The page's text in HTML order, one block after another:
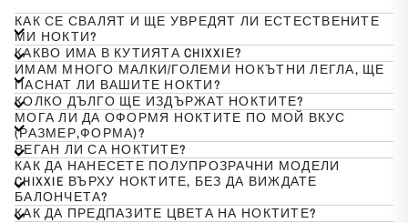
КАК СЕ СВАЛЯТ И ЩЕ УВРЕДЯТ ЛИ ЕСТЕСТВЕНИТЕ
МИ НОКТИ?
КАКВО ИМА В КУТИЯТА CHIXXIЕ?
ИМАМ МНОГО МАЛКИ/ГОЛЕМИ НОКЪТНИ ЛЕГЛА, ЩЕ
ПАСНАТ ЛИ ВАШИТЕ НОКТИ?
КОЛКО ДЪЛГО ЩЕ ИЗДЪРЖАТ НОКТИТЕ?
МОГА ЛИ ДА ОФОРМЯ НОКТИТЕ ПО МОЙ ВКУС
(РАЗМЕР,ФОРМА)?
ВЕГАН ЛИ СА НОКТИТЕ?
КАК ДА НАНЕСЕТЕ ПОЛУПРОЗРАЧНИ МОДЕЛИ
CHIXXIE ВЪРХУ НОКТИТЕ, БЕЗ ДА ВИЖДАТЕ
БАЛОНЧЕТА?
КАК ДА ПРЕДПАЗИТЕ ЦВЕТА НА НОКТИТЕ?